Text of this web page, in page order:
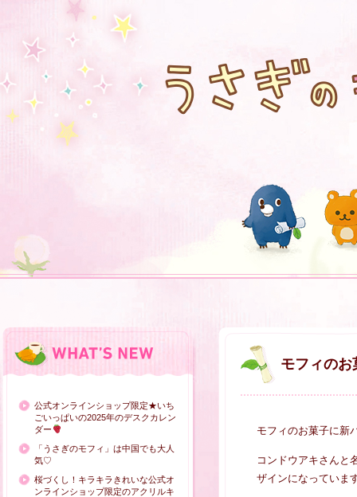
公式オンラインショップ限定★いち
ごいっぱいの2025年のデスクカレン
ダー
「うさぎのモフィ」は中国でも大人
気♡
桜づくし！キラキラきれいな公式オ
ンラインショップ限定のアクリルキ
モフィのお
モフィのお菓子に新
コンドウアキさんと
ザインになっていま